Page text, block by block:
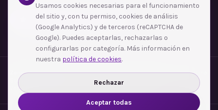
Déjanos tu reseña en Google
Zonas de cobertura·Barcelona·L'Hospitalet de Llobregat·Terrassa·Badalona
Sabadell
Santa Coloma de Gramenet
Ver todas las zonas →
Usamos cookies necesarias para el funcionamiento
del sitio y, con tu permiso, cookies de análisis
(Google Analytics) y de terceros (reCAPTCHA de
Google). Puedes aceptarlas, rechazarlas o
configurarlas por categoría. Más información en
nuestra política de cookies.
Rechazar
Aceptar todas